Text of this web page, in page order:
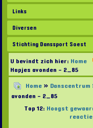
Links
Diversen
Stichting Danssport Soest
U bevindt zich hier: Home
Hapjes avonden - 2_85
Home» Danscentrum
avonden - 2_85
Top 12: Hoogst